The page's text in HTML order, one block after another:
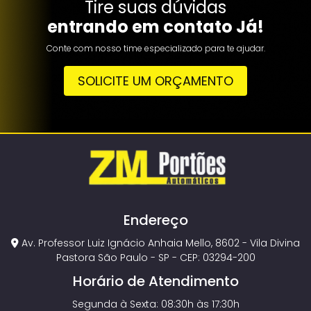
Tire suas dúvidas
entrando em contato Já!
Conte com nosso time especializado para te ajudar.
SOLICITE UM ORÇAMENTO
Endereço
Av. Professor Luiz Ignácio Anhaia Mello, 8602 - Vila Divina
Pastora São Paulo - SP - CEP: 03294-200
Horário de Atendimento
Segunda à Sexta: 08:30h às 17:30h